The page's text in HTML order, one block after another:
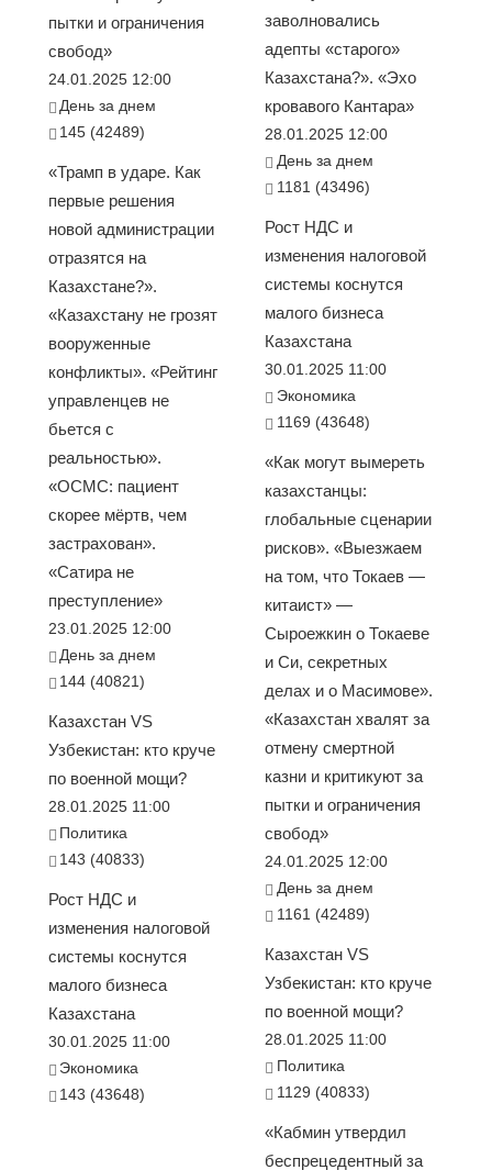
пытки и ограничения
свобод»
24.01.2025 12:00
День за днем
145 (42489)
«Трамп в ударе. Как
первые решения
новой администрации
отразятся на
Казахстане?».
«Казахстану не грозят
вооруженные
конфликты». «Рейтинг
управленцев не
бьется с
реальностью».
«ОСМС: пациент
скорее мёртв, чем
застрахован».
«Сатира не
преступление»
23.01.2025 12:00
День за днем
144 (40821)
Казахстан VS
Узбекистан: кто круче
по военной мощи?
28.01.2025 11:00
Политика
143 (40833)
Рост НДС и
изменения налоговой
системы коснутся
малого бизнеса
Казахстана
30.01.2025 11:00
Экономика
143 (43648)
заволновались
адепты «старого»
Казахстана?». «Эхо
кровавого Кантара»
28.01.2025 12:00
День за днем
1181 (43496)
Рост НДС и
изменения налоговой
системы коснутся
малого бизнеса
Казахстана
30.01.2025 11:00
Экономика
1169 (43648)
«Как могут вымереть
казахстанцы:
глобальные сценарии
рисков». «Выезжаем
на том, что Токаев —
китаист» —
Сыроежкин о Токаеве
и Си, секретных
делах и о Масимове».
«Казахстан хвалят за
отмену смертной
казни и критикуют за
пытки и ограничения
свобод»
24.01.2025 12:00
День за днем
1161 (42489)
Казахстан VS
Узбекистан: кто круче
по военной мощи?
28.01.2025 11:00
Политика
1129 (40833)
«Кабмин утвердил
беспрецедентный за